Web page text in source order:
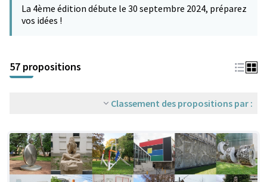
La 4ème édition débute le 30 septembre 2024, préparez
vos idées !
57 propositions
Classement des propositions par :